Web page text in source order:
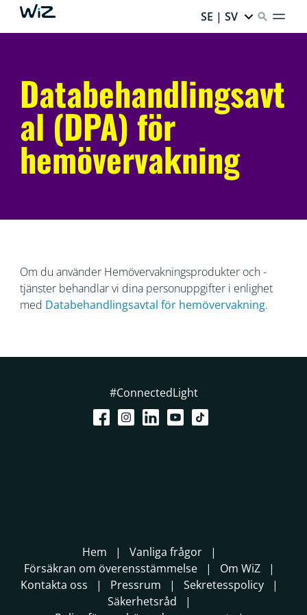
SE | SV
Databehandlingsavt
al (DPA) för
hemövervakning
Om du använder Hemövervakningsprodukter och -
tjänster behandlar vi dina personuppgifter i enlighet
med Databehandlingsavtal för hemövervakning.
#ConnectedLight
Hem
Vanliga frågor
Försäkran om överensstämmelse
Om WiZ
Kontakta oss
Pressrum
Sekretesspolicy
Säkerhetsråd